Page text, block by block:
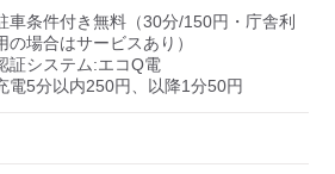
検索する
車条件付き無料（30分/150円・庁舎利
の場合はサービスあり）
証システム:エコQ電
電5分以内250円、以降1分50円